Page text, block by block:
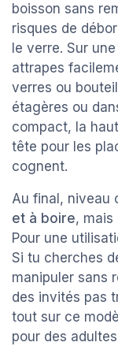
boisson sans
risques de
le verre. Sur
attrapes
verres ou
étagères ou
compact, la
tête pour les
cognent.
Au final, niveau
et à boire, mais
Pour une
Si tu cherches
manipuler sans
des invités pas
tout sur ce
pour des